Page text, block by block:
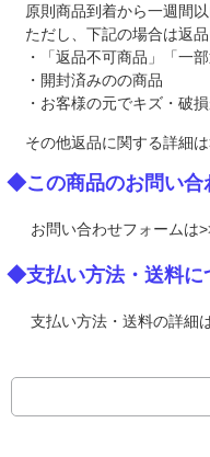
原則商品到着から一週間
ただし、下記の場合は返品
・「返品不可商品」「一
・開封済みのの商品
・お客様の元でキズ・破
その他返品に関する詳細
◆この商品のお問い合
お問い合わせフォームは
◆支払い方法・送料に
支払い方法・送料の詳細